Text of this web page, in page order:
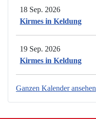
18 Sep. 2026
Kirmes in Keldung
19 Sep. 2026
Kirmes in Keldung
Ganzen Kalender ansehen